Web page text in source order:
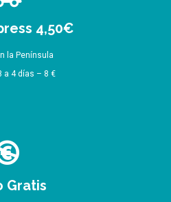
4,50€
la Península
a 4 días – 8 €
Gratis